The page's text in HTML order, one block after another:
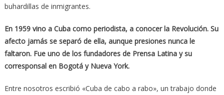
buhardillas de inmigrantes.
En 1959 vino a Cuba como periodista, a conocer la Revolución. Su
afecto jamás se separó de ella, aunque presiones nunca le
faltaron. Fue uno de los fundadores de Prensa Latina y su
corresponsal en Bogotá y Nueva York.
Entre nosotros escribió «Cuba de cabo a rabo», un trabajo donde